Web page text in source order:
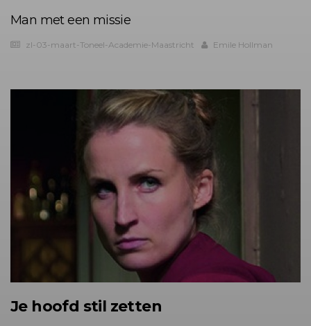
Man met een missie
zl-03-maart-Toneel-Academie-Maastricht Emile Hollman
Je hoofd stil zetten